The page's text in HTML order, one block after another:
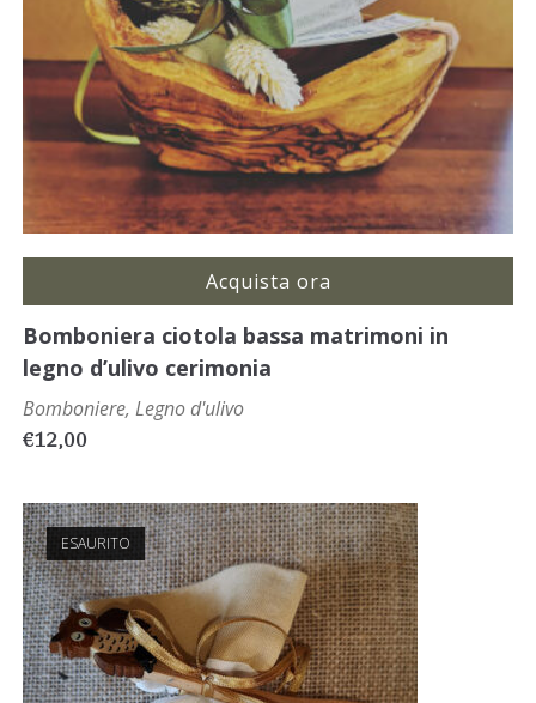
Acquista ora
Bomboniera ciotola bassa matrimoni in
legno d’ulivo cerimonia
Bomboniere, Legno d'ulivo
€12,00
ESAURITO